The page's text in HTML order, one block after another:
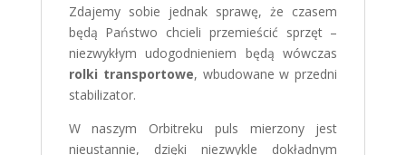
Zdajemy sobie jednak sprawę, że czasem
będą Państwo chcieli przemieścić sprzęt –
niezwykłym udogodnieniem będą wówczas
rolki transportowe, wbudowane w przedni
stabilizator.
W naszym Orbitreku puls mierzony jest
nieustannie, dzięki niezwykle dokładnym